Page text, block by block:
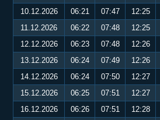
10.12.2026
06:21 07:47 12:25
11.12.2026
06:22 07:48 12:25
12.12.2026
06:23 07:48 12:26
13.12.2026
06:24 07:49 12:26
14.12.2026
06:24 07:50 12:27
15.12.2026
06:25 07:51 12:27
16.12.2026
06:26 07:51 12:28